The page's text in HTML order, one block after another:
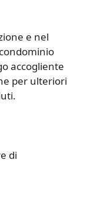
e nel
accogliente
per ulteriori
di